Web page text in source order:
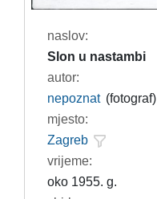
naslov:
Slon u nastambi
autor:
nepoznat (fotograf)
mjesto:
Zagreb
vrijeme:
oko 1955. g.